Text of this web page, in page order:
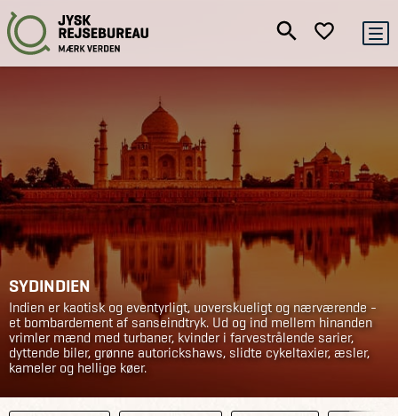
SYDINDIEN
Indien er kaotisk og eventyrligt, uoverskueligt og nærværende -
et bombardement af sanseindtryk. Ud og ind mellem hinanden
vrimler mænd med turbaner, kvinder i farvestrålende sarier,
dyttende biler, grønne autorickshaws, slidte cykeltaxier, æsler,
kameler og hellige køer.